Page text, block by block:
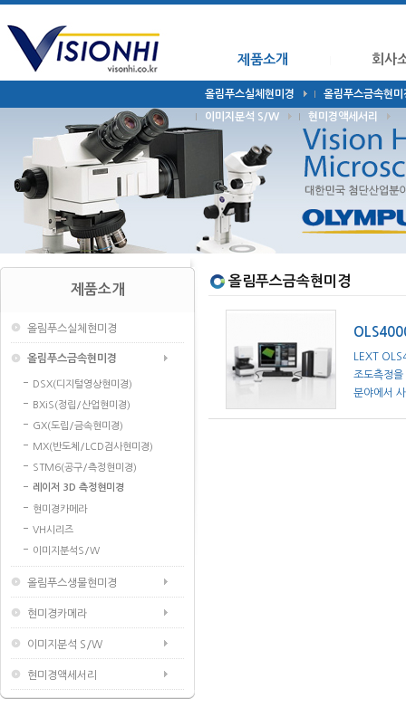
제품소개
올림푸스실체현미경 올림푸스금속현미
이미지분석 S/W 현미경액세서리
회사
제품소개
올림푸스실체현미경
올림푸스금속현미경
DSX(디지털영상현미경)
BXiS(정립/산업현미경)
GX(도립/금속현미경)
MX(반도체/LCD검사현미경)
STM6(공구/측정현미경)
레이저 3D 측정현미경
현미경카메라
VH시리즈
이미지분석S/W
올림푸스생물현미경
현미경카메라
이미지분석 S/W
현미경액세서리
올림푸스금속현미경
LEXT
조도측정
분야에서